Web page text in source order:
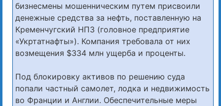
бизнесмены мошенническим путем присвоили
денежные средства за нефть, поставленную на
Кременчугский НПЗ (головное предприятие
«Укртатнафты»). Компания требовала от них
возмещения $334 млн ущерба и проценты.
Под блокировку активов по решению суда
попали частный самолет, лодка и недвижимость
во Франции и Англии. Обеспечительные меры